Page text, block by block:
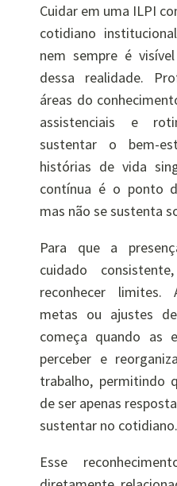
Cuidar em uma ILPI
cotidiano
nem sempre é
dessa realidade.
áreas do
assistenciais e
sustentar o bem-
histórias de vida
contínua é o ponto
mas não se sustenta
Para que a
cuidado
reconhecer limites.
metas ou ajustes
começa quando as
perceber e
trabalho, permitindo
de ser apenas
sustentar no cotidiano.
Esse